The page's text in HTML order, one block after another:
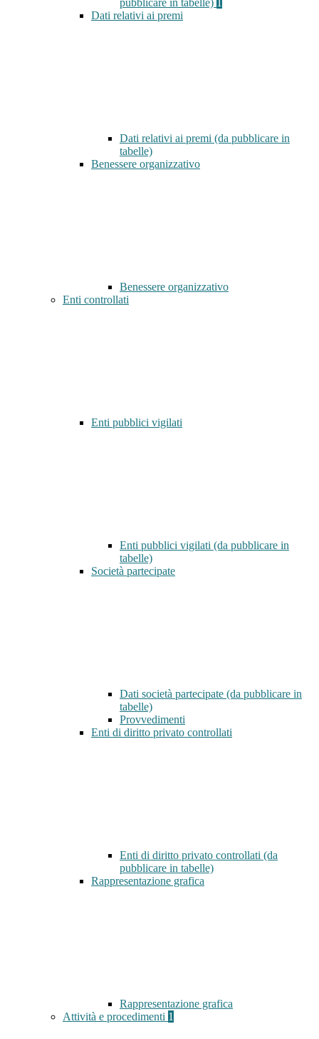
pubblicare in tabelle)
Dati relativi ai premi
Dati relativi ai premi (da pubblicare in
tabelle)
Benessere organizzativo
Benessere organizzativo
Enti controllati
Enti pubblici vigilati
Enti pubblici vigilati (da pubblicare in
tabelle)
Società partecipate
Dati società partecipate (da pubblicare in
tabelle)
Provvedimenti
Enti di diritto privato controllati
Enti di diritto privato controllati (da
pubblicare in tabelle)
Rappresentazione grafica
Rappresentazione grafica
Attività e procedimenti 1